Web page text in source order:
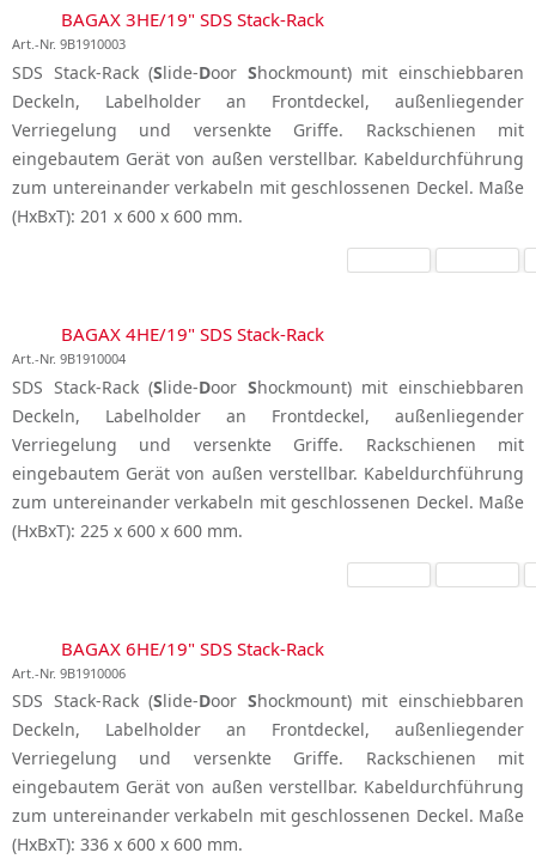
BAGAX 3HE/19" SDS Stack-Rack
Art.-Nr. 9B1910003
SDS Stack-Rack (Slide-Door Shockmount) mit einschiebbaren
Deckeln, Labelholder an Frontdeckel, außenliegender
Verriegelung und versenkte Griffe. Rackschienen mit
eingebautem Gerät von außen verstellbar. Kabeldurchführung
zum untereinander verkabeln mit geschlossenen Deckel. Maße
(HxBxT): 201 x 600 x 600 mm.
BAGAX 4HE/19" SDS Stack-Rack
Art.-Nr. 9B1910004
SDS Stack-Rack (Slide-Door Shockmount) mit einschiebbaren
Deckeln, Labelholder an Frontdeckel, außenliegender
Verriegelung und versenkte Griffe. Rackschienen mit
eingebautem Gerät von außen verstellbar. Kabeldurchführung
zum untereinander verkabeln mit geschlossenen Deckel. Maße
(HxBxT): 225 x 600 x 600 mm.
BAGAX 6HE/19" SDS Stack-Rack
Art.-Nr. 9B1910006
SDS Stack-Rack (Slide-Door Shockmount) mit einschiebbaren
Deckeln, Labelholder an Frontdeckel, außenliegender
Verriegelung und versenkte Griffe. Rackschienen mit
eingebautem Gerät von außen verstellbar. Kabeldurchführung
zum untereinander verkabeln mit geschlossenen Deckel. Maße
(HxBxT): 336 x 600 x 600 mm.